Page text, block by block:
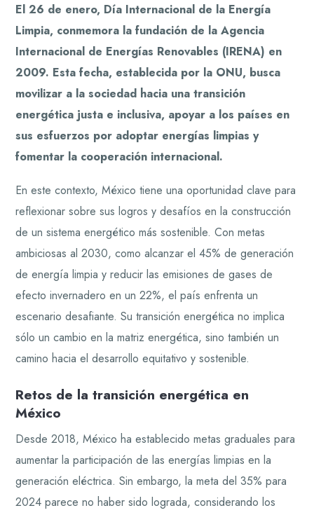
El 26 de enero, Día Internacional de la Energía
Limpia, conmemora la fundación de la Agencia
Internacional de Energías Renovables (IRENA) en
2009. Esta fecha, establecida por la ONU, busca
movilizar a la sociedad hacia una transición
energética justa e inclusiva, apoyar a los países en
sus esfuerzos por adoptar energías limpias y
fomentar la cooperación internacional.
En este contexto, México tiene una oportunidad clave para
reflexionar sobre sus logros y desafíos en la construcción
de un sistema energético más sostenible. Con metas
ambiciosas al 2030, como alcanzar el 45% de generación
de energía limpia y reducir las emisiones de gases de
efecto invernadero en un 22%, el país enfrenta un
escenario desafiante. Su transición energética no implica
sólo un cambio en la matriz energética, sino también un
camino hacia el desarrollo equitativo y sostenible.
Retos de la transición energética en
México
Desde 2018, México ha establecido metas graduales para
aumentar la participación de las energías limpias en la
generación eléctrica. Sin embargo, la meta del 35% para
2024 parece no haber sido lograda, considerando los